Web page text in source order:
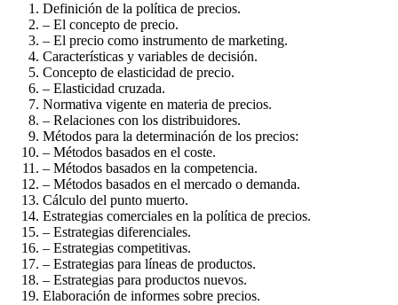
Definición de la política de precios.
– El concepto de precio.
– El precio como instrumento de marketing.
Características y variables de decisión.
Concepto de elasticidad de precio.
– Elasticidad cruzada.
Normativa vigente en materia de precios.
– Relaciones con los distribuidores.
Métodos para la determinación de los precios:
– Métodos basados en el coste.
– Métodos basados en la competencia.
– Métodos basados en el mercado o demanda.
Cálculo del punto muerto.
Estrategias comerciales en la política de precios.
– Estrategias diferenciales.
– Estrategias competitivas.
– Estrategias para líneas de productos.
– Estrategias para productos nuevos.
Elaboración de informes sobre precios.